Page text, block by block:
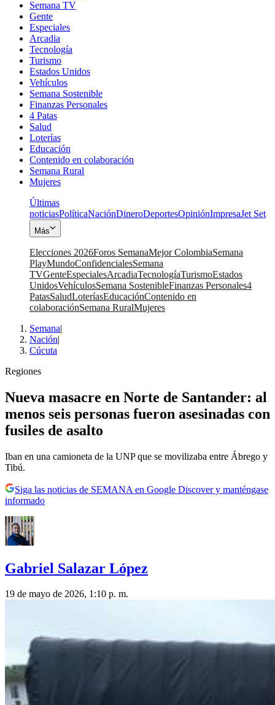
Semana TV
Gente
Especiales
Arcadia
Tecnología
Turismo
Estados Unidos
Vehículos
Semana Sostenible
Finanzas Personales
4 Patas
Salud
Loterías
Educación
Contenido en colaboración
Semana Rural
Mujeres
Últimas
noticiasPolíticaNaciónDineroDeportesOpiniónImpresaJet Set
Más
Elecciones 2026Foros SemanaMejor ColombiaSemana
PlayMundoConfidencialesSemana
TVGenteEspecialesArcadiaTecnologíaTurismoEstados
UnidosVehículosSemana SostenibleFinanzas Personales4
PatasSaludLoteríasEducaciónContenido en
colaboraciónSemana RuralMujeres
Semana|
Nación|
Cúcuta
Regiones
Nueva masacre en Norte de Santander: al
menos seis personas fueron asesinadas con
fusiles de asalto
Iban en una camioneta de la UNP que se movilizaba entre Ábrego y
Tibú.
Siga las noticias de SEMANA en Google Discover y manténgase
informado
Gabriel Salazar López
19 de mayo de 2026, 1:10 p. m.